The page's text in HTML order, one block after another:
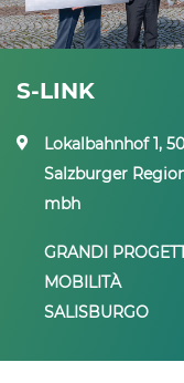
S-LINK
Lokalbahnhof 1,
Salzburger
mbh
GRANDI
MOBILITÀ
SALISBURGO